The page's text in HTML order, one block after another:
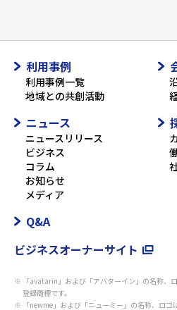
利用事例
利用事例一覧
地域との共創活動
ニュース
ニュースリリース
ビジネス
コラム
お知らせ
メディア
Q&A
ビジネスオーナーサイト
「avatarin」および「アバターイン」の名称
登録商標です。
「newme」および「ニューミー」の名称、ロ